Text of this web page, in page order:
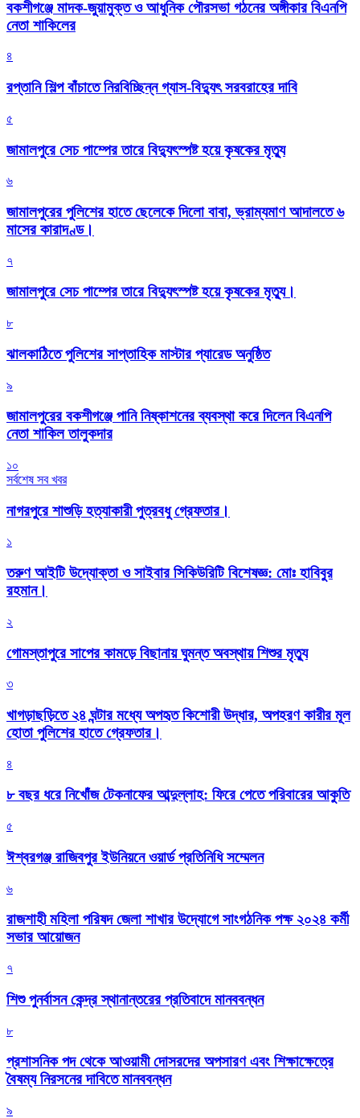
বকশীগঞ্জে মাদক-জুয়ামুক্ত ও আধুনিক পৌরসভা গঠনের অঙ্গীকার বিএনপি
নেতা শাকিলের
৪
রপ্তানি শিল্প বাঁচাতে নিরবিচ্ছিন্ন গ্যাস-বিদ্যুৎ সরবরাহের দাবি
৫
জামালপুরে সেচ পাম্পের তারে বিদ্যুৎস্পষ্ট হয়ে কৃষকের মৃত্যু
৬
জামালপুরের পুলিশের হাতে ছেলেকে দিলো বাবা, ভ্রাম্যমাণ আদালতে ৬
মাসের কারাদণ্ড।
৭
জামালপুরে সেচ পাম্পের তারে বিদ্যুৎস্পষ্ট হয়ে কৃষকের মৃত্যু।
৮
‎ঝালকাঠিতে পুলিশের সাপ্তাহিক মাস্টার প্যারেড অনুষ্ঠিত
৯
জামালপুরের বকশীগঞ্জে পানি নিষ্কাশনের ব্যবস্থা করে দিলেন বিএনপি
নেতা শাকিল তালুকদার
১০
সর্বশেষ সব খবর
নাগরপুরে শাশুড়ি হত্যাকারী পুত্রবধু গ্রেফতার।
১
তরুণ আইটি উদ্যোক্তা ও সাইবার সিকিউরিটি বিশেষজ্ঞ: মোঃ হাবিবুর
রহমান।
২
গোমস্তাপুরে সাপের কামড়ে বিছানায় ঘুমন্ত অবস্থায় শিশুর মৃত্যু
৩
খাগড়াছড়িতে ২৪ ঘন্টার মধ্যে অপহৃত কিশোরী উদ্ধার, অপহরণ কারীর মূল
হোতা পুলিশের হাতে গ্রেফতার।
৪
৮ বছর ধরে নিখোঁজ টেকনাফের আব্দুল্লাহ: ফিরে পেতে পরিবারের আকুতি
৫
ঈশ্বরগঞ্জ রাজিবপুর ইউনিয়নে ওয়ার্ড প্রতিনিধি সম্মেলন
৬
রাজশাহী মহিলা পরিষদ জেলা শাখার উদ্যোগে সাংগঠনিক পক্ষ ২০২৪ কর্মী
সভার আয়োজন
৭
শিশু পুনর্বাসন কেন্দ্র স্থানান্তরের প্রতিবাদে মানববন্ধন
৮
প্রশাসনিক পদ থেকে আওয়ামী দোসরদের অপসারণ এবং শিক্ষাক্ষেত্রে
বৈষম্য নিরসনের দাবিতে মানববন্ধন
৯